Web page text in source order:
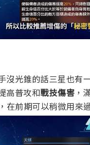
沒光錐的話三星也有
高普攻和戰技傷害 ，
在前期可以稍微用來